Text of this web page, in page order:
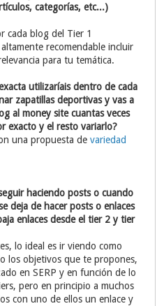
categorías, etc...)
cada blog del Tier 1
recomendable incluir
para tu temática.
utilizaríais dentro de cada
zapatillas deportivas y vas a
al money site cuantas veces
exacto y el resto variarlo?
una propuesta devariedad
haciendo posts o cuando
deja de hacer posts o enlaces
enlaces desde el tier 2 y tier
lo ideal es ir viendo como
los objetivos que te propones,
en SERP y en función de lo
pero en principio a muchos
con uno de ellos un enlace y